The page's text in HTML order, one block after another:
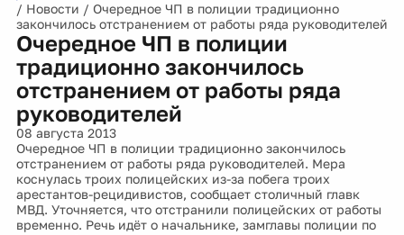
/ Новости / Очередное ЧП в полиции традиционно
закончилось отстранением от работы ряда руководителей
Очередное ЧП в полиции
традиционно закончилось
отстранением от работы ряда
руководителей
08 августа 2013
Очередное ЧП в полиции традиционно закончилось
отстранением от работы ряда руководителей. Мера
коснулась троих полицейских из-за побега троих
арестантов-рецидивистов, сообщает столичный главк
МВД. Уточняется, что отстранили полицейских от работы
временно. Речь идёт о начальнике, замглавы полиции по